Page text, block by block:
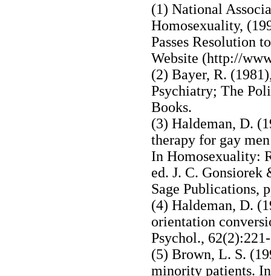
(1) National
Homosexuality,
Passes Resolution
Website (http://
(2) Bayer, R.
Psychiatry; The
Books.
(3) Haldeman, D.
therapy for gay
In Homosexuality:
ed. J. C.
Sage Publications,
(4) Haldeman, D.
orientation
Psychol.,
(5) Brown, L. S.
minority patients.